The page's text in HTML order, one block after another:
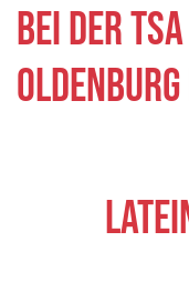
bei der
Oldenburg